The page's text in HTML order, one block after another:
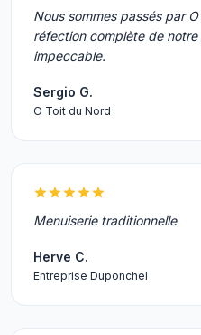
Nous sommes passés par
réfection complète de
impeccable.
Sergio G.
O Toit du Nord
Menuiserie traditionnelle
Herve C.
Entreprise Duponchel